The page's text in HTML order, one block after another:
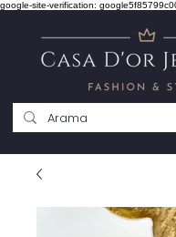
google-site-verification: